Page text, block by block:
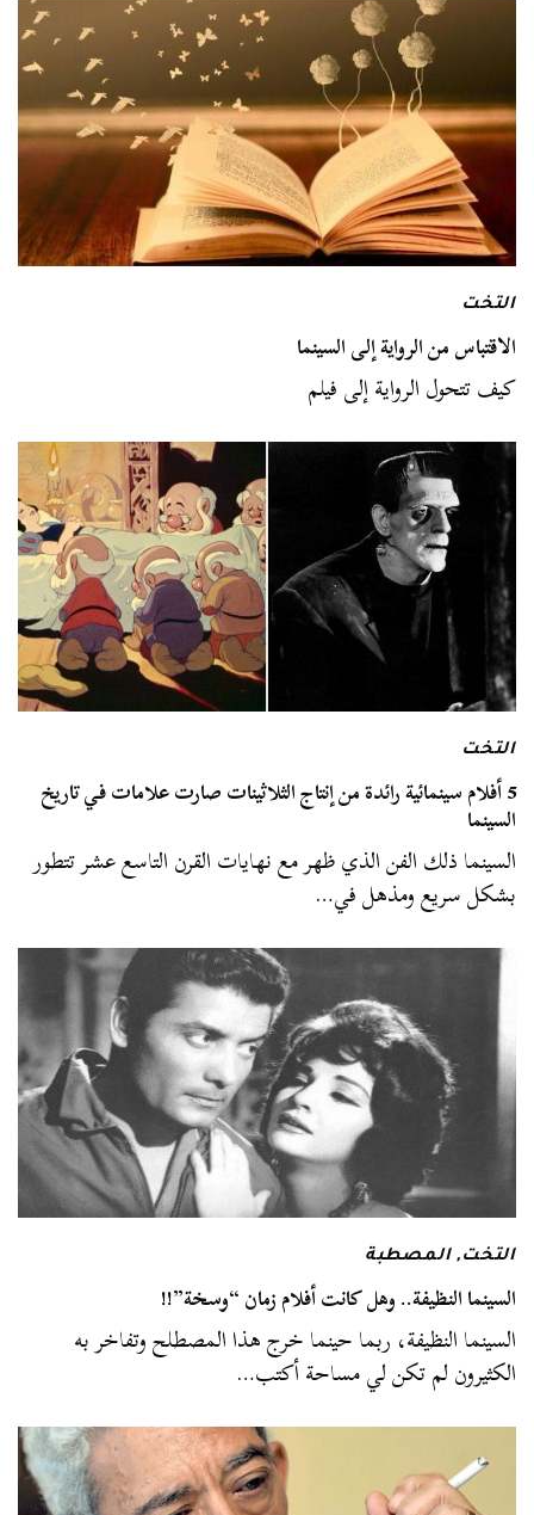
التخت
الاقتباس من الرواية إلى السينما
كيف تتحول الرواية إلى فيلم
التخت
5 أفلام سينمائية رائدة من إنتاج الثلاثينات صارت علامات في تاريخ
السينما
السينما ذلك الفن الذي ظهر مع نهايات القرن التاسع عشر تتطور
بشكل سريع ومذهل في…
التخت,المصطبة
السينما النظيفة.. وهل كانت أفلام زمان “وسخة”!!
السينما النظيفة، ربما حينما خرج هذا المصطلح وتفاخر به
الكثيرون لم تكن لي مساحة أكتب…